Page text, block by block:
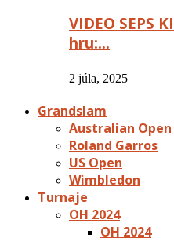
VIDEO SEPS
hru:…
2 júla, 2025
Grandslam
Australian Open
Roland Garros
US Open
Wimbledon
Turnaje
OH 2024
OH 2024